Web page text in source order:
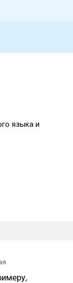
языка и